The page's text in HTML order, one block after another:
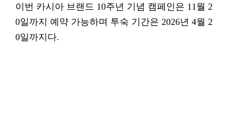
이번 카시아 브랜드 10주년 기념 캠페인은 11월 2
0일까지 예약 가능하며 투숙 기간은 2026년 4월 2
0일까지다.